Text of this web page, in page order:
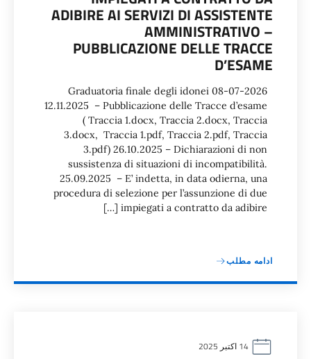
ADIBIRE AI SERVIZI DI ASSISTENTE
AMMINISTRATIVO –
PUBBLICAZIONE DELLE TRACCE
D’ESAME
08-07-2026 Graduatoria finale degli idonei
12.11.2025 – Pubblicazione delle Tracce d’esame
( Traccia 1.docx, Traccia 2.docx, Traccia
3.docx, Traccia 1.pdf, Traccia 2.pdf, Traccia
3.pdf) 26.10.2025 – Dichiarazioni di non
sussistenza di situazioni di incompatibilità.
25.09.2025 – E’ indetta, in data odierna, una
procedura di selezione per l’assunzione di due
impiegati a contratto da adibire […]
ادامه مطلب